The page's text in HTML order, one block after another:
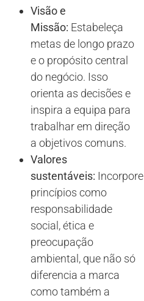
Visão e
Missão: Estabeleça
metas de longo prazo
e o propósito central
do negócio. Isso
orienta as decisões e
inspira a equipa para
trabalhar em direção
a objetivos comuns.
Valores
sustentáveis: Incorpore
princípios como
responsabilidade
social, ética e
preocupação
ambiental, que não só
diferencia a marca
como também a